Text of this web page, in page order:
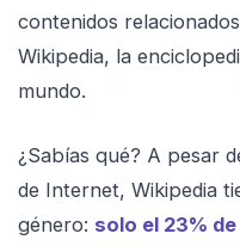
contenidos
Wikipedia, la
mundo.
¿Sabías qué? A pesar
de Internet, Wikipedia
género: solo el 23%